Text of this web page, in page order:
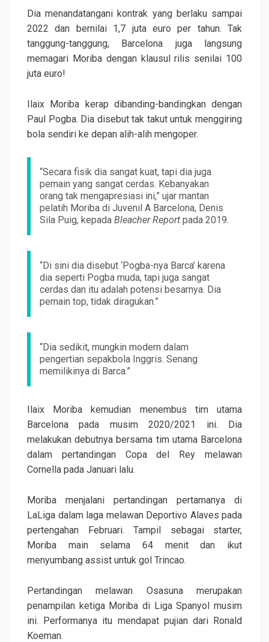
Dia menandatangani kontrak yang berlaku sampai
2022 dan bernilai 1,7 juta euro per tahun. Tak
tanggung-tanggung, Barcelona juga langsung
memagari Moriba dengan klausul rilis senilai 100
juta euro!
Ilaix Moriba kerap dibanding-bandingkan dengan
Paul Pogba. Dia disebut tak takut untuk menggiring
bola sendiri ke depan alih-alih mengoper.
“Secara fisik dia sangat kuat, tapi dia juga
pemain yang sangat cerdas. Kebanyakan
orang tak mengapresiasi ini,” ujar mantan
pelatih Moriba di Juvenil A Barcelona, Denis
Sila Puig, kepada Bleacher Report pada 2019.
“Di sini dia disebut ‘Pogba-nya Barca’ karena
dia seperti Pogba muda, tapi juga sangat
cerdas dan itu adalah potensi besarnya. Dia
pemain top, tidak diragukan.”
“Dia sedikit, mungkin modern dalam
pengertian sepakbola Inggris. Senang
memilikinya di Barca.”
Ilaix Moriba kemudian menembus tim utama
Barcelona pada musim 2020/2021 ini. Dia
melakukan debutnya bersama tim utama Barcelona
dalam pertandingan Copa del Rey melawan
Cornella pada Januari lalu.
Moriba menjalani pertandingan pertamanya di
LaLiga dalam laga melawan Deportivo Alaves pada
pertengahan Februari. Tampil sebagai starter,
Moriba main selama 64 menit dan ikut
menyumbang assist untuk gol Trincao.
Pertandingan melawan Osasuna merupakan
penampilan ketiga Moriba di Liga Spanyol musim
ini. Performanya itu mendapat pujian dari Ronald
Koeman.